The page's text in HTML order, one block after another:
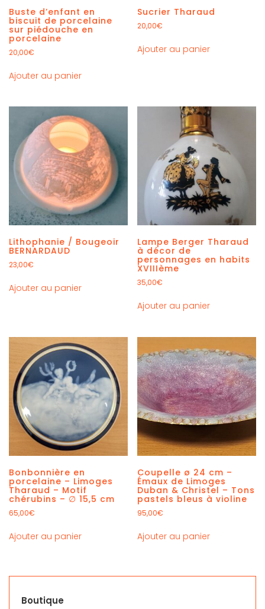
Buste d’enfant en
biscuit de porcelaine
sur piédouche en
porcelaine
20,00€
Ajouter au panier
Sucrier Tharaud
20,00€
Ajouter au panier
Lithophanie / Bougeoir
BERNARDAUD
23,00€
Ajouter au panier
Lampe Berger Tharaud
à décor de
personnages en habits
XVIIIème
35,00€
Ajouter au panier
Bonbonnière en
porcelaine – Limoges
Tharaud – Motif
chérubins – ∅ 15,5 cm
65,00€
Ajouter au panier
Coupelle ø 24 cm –
Émaux de Limoges
Duban & Christel – Tons
pastels bleus à violine
95,00€
Ajouter au panier
Boutique